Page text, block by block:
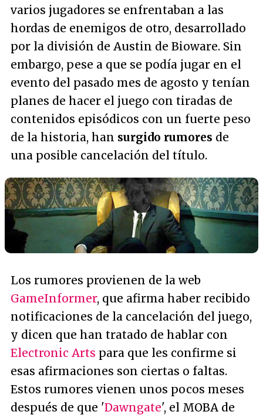
varios jugadores se enfrentaban a las
hordas de enemigos de otro, desarrollado
por la división de Austin de Bioware. Sin
embargo, pese a que se podía jugar en el
evento del pasado mes de agosto y tenían
planes de hacer el juego con tiradas de
contenidos episódicos con un fuerte peso
de la historia, han surgido rumores de
una posible cancelación del título.
Los rumores provienen de la web
GameInformer, que afirma haber recibido
notificaciones de la cancelación del juego,
y dicen que han tratado de hablar con
Electronic Arts para que les confirme si
esas afirmaciones son ciertas o faltas.
Estos rumores vienen unos pocos meses
después de que 'Dawngate', el MOBA de